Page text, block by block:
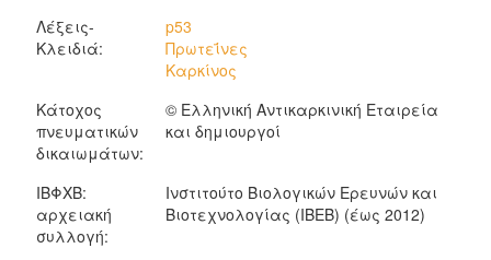
Λέξεις-
Κλειδιά:
p53
Πρωτεΐνες
Καρκίνος
Κάτοχος
πνευματικών
δικαιωμάτων:
© Ελληνική Αντικαρκινική Εταιρεία
και δημιουργοί
ΙΒΦΧΒ:
αρχειακή
συλλογή:
Ινστιτούτο Βιολογικών Ερευνών και
Βιοτεχνολογίας (ΙΒΕΒ) (έως 2012)